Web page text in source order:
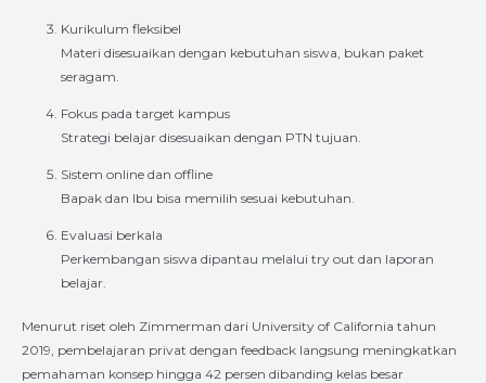
Kurikulum fleksibel
Materi disesuaikan dengan kebutuhan siswa, bukan paket
seragam.
Fokus pada target kampus
Strategi belajar disesuaikan dengan PTN tujuan.
Sistem online dan offline
Bapak dan Ibu bisa memilih sesuai kebutuhan.
Evaluasi berkala
Perkembangan siswa dipantau melalui try out dan laporan
belajar.
Menurut riset oleh Zimmerman dari University of California tahun
2019, pembelajaran privat dengan feedback langsung meningkatkan
pemahaman konsep hingga 42 persen dibanding kelas besar